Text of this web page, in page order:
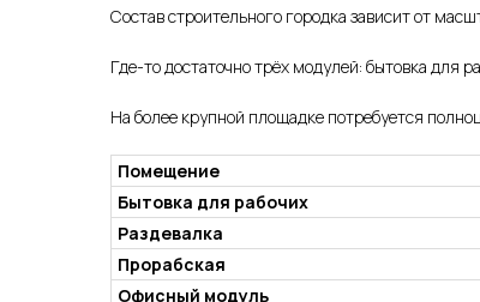
Состав строительного городка зависит от
Где-то достаточно трёх модулей: бытовка для
На более крупной площадке потребуется
Помещение
Бытовка для рабочих
Раздевалка
Прорабская
Офисный модуль